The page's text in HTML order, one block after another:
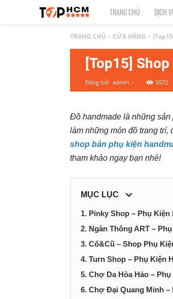
TOP
1
HCM
|
địa
điểm,
tại
Thành
phố
TRANG CHỦ DỊCH
TRANG CHỦ CỬA HÀNG
[Top15]
Đăng bởi admin - 5572
Đồ handmade là những sản
làm những món đồ trang trí,
shop bán phụ kiện
tham khảo ngay bạn nhé!
MỤC LỤC
1. Pinky Shop – Phụ Kiện
2. Ngàn Thông ART –
3. Cổ&Cũ – Shop Phụ
4. Turn Shop – Phụ Kiện
5. Chợ Da Hòa Hảo –
6. Chợ Đại Quang Minh –